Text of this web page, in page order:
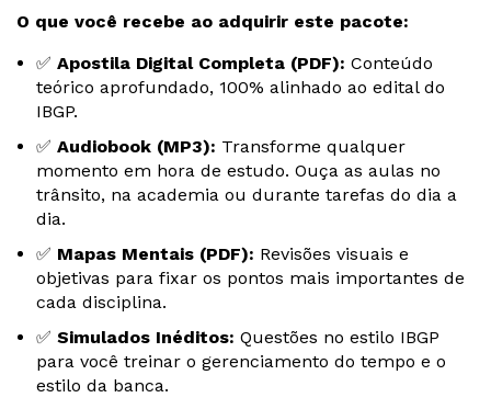
O que você recebe ao adquirir este pacote:
✅ Apostila Digital Completa (PDF): Conteúdo
teórico aprofundado, 100% alinhado ao edital do
IBGP.
✅ Audiobook (MP3): Transforme qualquer
momento em hora de estudo. Ouça as aulas no
trânsito, na academia ou durante tarefas do dia a
dia.
✅ Mapas Mentais (PDF): Revisões visuais e
objetivas para fixar os pontos mais importantes de
cada disciplina.
✅ Simulados Inéditos: Questões no estilo IBGP
para você treinar o gerenciamento do tempo e o
estilo da banca.